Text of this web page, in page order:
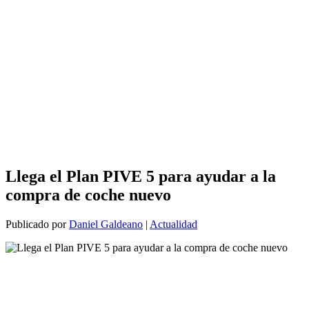
Llega el Plan PIVE 5 para ayudar a la
compra de coche nuevo
Publicado porDaniel Galdeano | Actualidad